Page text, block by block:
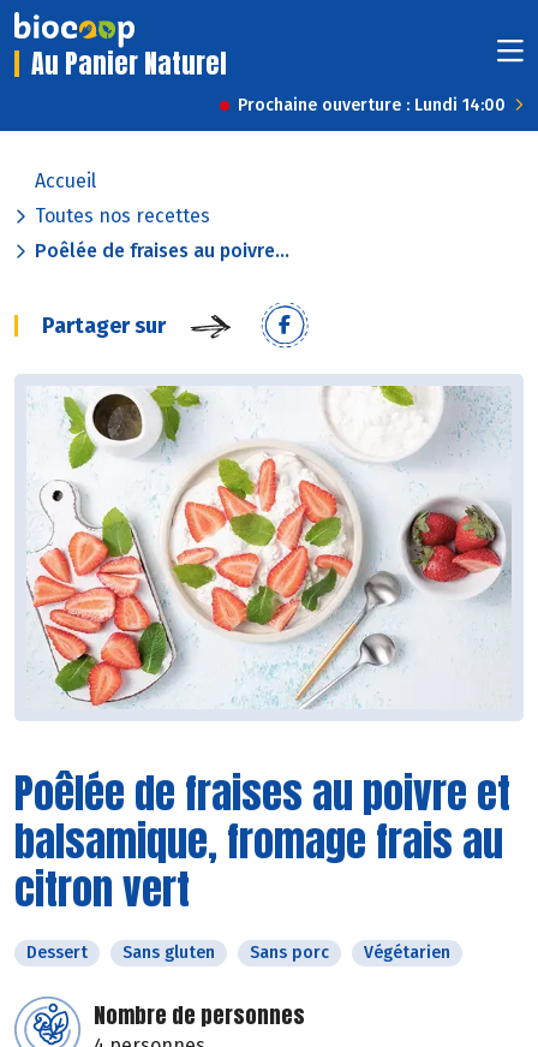
Au Panier Naturel
Prochaine ouverture : Lundi 14:00
Accueil
Toutes nos recettes
Poêlée de fraises au poivre...
Partager sur
Poêlée de fraises au poivre et
balsamique, fromage frais au
citron vert
Dessert Sans gluten Sans porc Végétarien
Nombre de personnes